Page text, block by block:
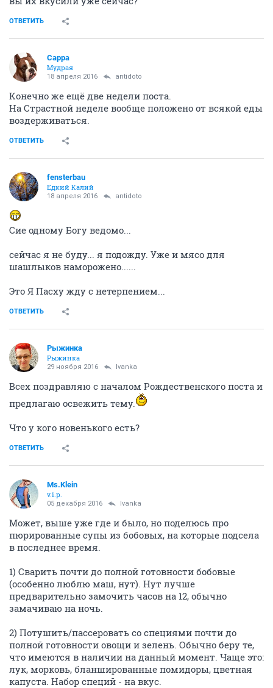
ОТВЕТИТЬ
Сарра
Мудрая
18 апреля 2016 antidoto
Конечно же ещё две недели поста.
На Страстной неделе вообще положено от всякой еды
воздерживаться.
ОТВЕТИТЬ
fensterbau
Едкий Калий
18 апреля 2016 antidoto
Сие одному Богу ведомо...
сейчас я не буду... я подожду. Уже и мясо для
шашлыков наморожено......
Это Я Пасху жду с нетерпением...
ОТВЕТИТЬ
Рыжинка
Рыжинка
29 ноября 2016 Ivanka
Всех поздравляю с началом Рождественского поста и
предлагаю освежить тему.
Что у кого новенького есть?
ОТВЕТИТЬ
Ms.Klein
v.i.p.
05 декабря 2016 Ivanka
Может, выше уже где и было, но поделюсь про
пюрированные супы из бобовых, на которые подсела
в последнее время.
1) Сварить почти до полной готовности бобовые
(особенно люблю маш, нут). Нут лучше
предварительно замочить часов на 12, обычно
замачиваю на ночь.
2) Потушить/пассеровать со специями почти до
полной готовности овощи и зелень. Обычно беру те,
что имеются в наличии на данный момент. Чаще это:
лук, морковь, бланшированные помидоры, цветная
капуста. Набор специй - на вкус.